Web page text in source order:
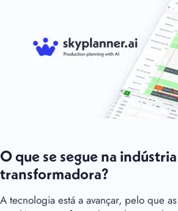
O que se segue na indústria
transformadora?
A tecnologia está a avançar, pelo que